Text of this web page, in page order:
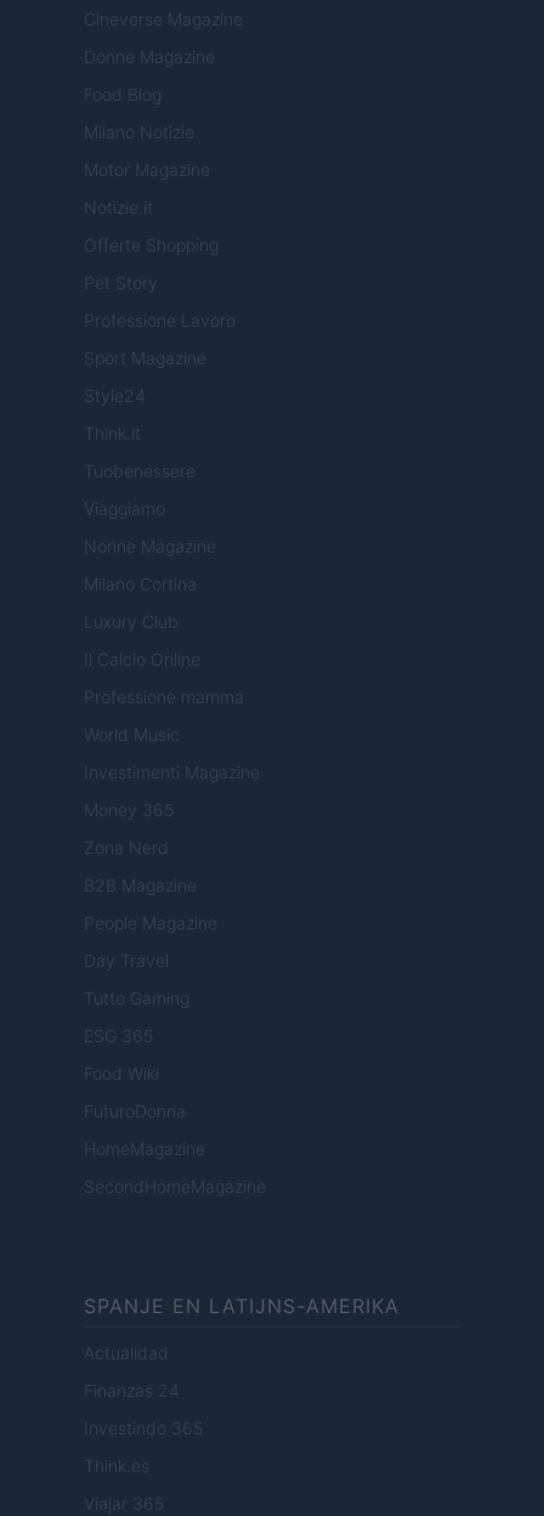
Cineverse Magazine
Donne Magazine
Food Blog
Milano Notizie
Motor Magazine
Notizie.it
Offerte Shopping
Pet Story
Professione Lavoro
Sport Magazine
Style24
Think.it
Tuobenessere
Viaggiamo
Nonne Magazine
Milano Cortina
Luxury Club
Il Calcio Online
Professione mamma
World Music
Investimenti Magazine
Money 365
Zona Nerd
B2B Magazine
People Magazine
Day Travel
Tutto Gaming
ESG 365
Food Wiki
FuturoDonna
HomeMagazine
SecondHomeMagazine
SPANJE EN LATIJNS-AMERIKA
Actualidad
Finanzas 24
Investindo 365
Think.es
Viajar 365